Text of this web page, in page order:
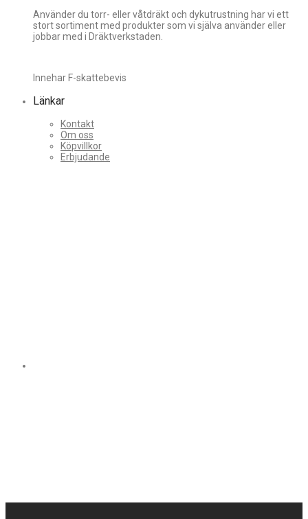
Använder du torr- eller våtdräkt och dykutrustning har vi ett
stort sortiment med produkter som vi själva använder eller
jobbar med i Dräktverkstaden.
Innehar F-skattebevis
Länkar
Kontakt
Om oss
Köpvillkor
Erbjudande